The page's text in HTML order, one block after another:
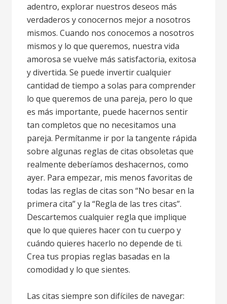
adentro, explorar nuestros deseos más
verdaderos y conocernos mejor a nosotros
mismos. Cuando nos conocemos a nosotros
mismos y lo que queremos, nuestra vida
amorosa se vuelve más satisfactoria, exitosa
y divertida. Se puede invertir cualquier
cantidad de tiempo a solas para comprender
lo que queremos de una pareja, pero lo que
es más importante, puede hacernos sentir
tan completos que no necesitamos una
pareja. Permítanme ir por la tangente rápida
sobre algunas reglas de citas obsoletas que
realmente deberíamos deshacernos, como
ayer. Para empezar, mis menos favoritas de
todas las reglas de citas son “No besar en la
primera cita” y la “Regla de las tres citas”.
Descartemos cualquier regla que implique
que lo que quieres hacer con tu cuerpo y
cuándo quieres hacerlo no depende de ti.
Crea tus propias reglas basadas en la
comodidad y lo que sientes.
Las citas siempre son difíciles de navegar: